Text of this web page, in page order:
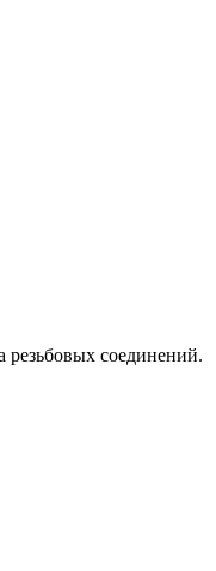
резьбовых соединений.